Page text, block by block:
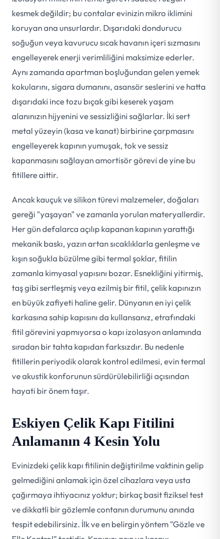
kesmek değildir; bu contalar evinizin mikro iklimini
koruyan ana unsurlardır. Dışarıdaki dondurucu
soğuğun veya kavurucu sıcak havanın içeri sızmasını
engelleyerek enerji verimliliğini maksimize ederler.
Aynı zamanda apartman boşluğundan gelen yemek
kokularını, sigara dumanını, asansör seslerini ve hatta
dışarıdaki ince tozu bıçak gibi keserek yaşam
alanınızın hijyenini ve sessizliğini sağlarlar. İki sert
metal yüzeyin (kasa ve kanat) birbirine çarpmasını
engelleyerek kapının yumuşak, tok ve sessiz
kapanmasını sağlayan amortisör görevi de yine bu
fitillere aittir.
Ancak kauçuk ve silikon türevi malzemeler, doğaları
gereği "yaşayan" ve zamanla yorulan materyallerdir.
Her gün defalarca açılıp kapanan kapının yarattığı
mekanik baskı, yazın artan sıcaklıklarla genleşme ve
kışın soğukla büzülme gibi termal şoklar, fitilin
zamanla kimyasal yapısını bozar. Esnekliğini yitirmiş,
taş gibi sertleşmiş veya ezilmiş bir fitil, çelik kapınızın
en büyük zafiyeti haline gelir. Dünyanın en iyi çelik
karkasına sahip kapısını da kullansanız, etrafındaki
fitil görevini yapmıyorsa o kapı izolasyon anlamında
sıradan bir tahta kapıdan farksızdır. Bu nedenle
fitillerin periyodik olarak kontrol edilmesi, evin termal
ve akustik konforunun sürdürülebilirliği açısından
hayati bir önem taşır.
Eskiyen Çelik Kapı Fitilini
Anlamanın 4 Kesin Yolu
Evinizdeki çelik kapı fitilinin değiştirilme vaktinin gelip
gelmediğini anlamak için özel cihazlara veya usta
çağırmaya ihtiyacınız yoktur; birkaç basit fiziksel test
ve dikkatli bir gözlemle contanın durumunu anında
tespit edebilirsiniz. İlk ve en belirgin yöntem "Gözle ve